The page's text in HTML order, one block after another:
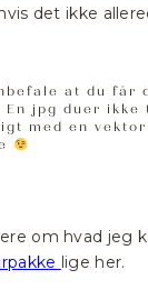
det ikke
at du
jpg duer ikke
med en
om hvad jeg
lige her.